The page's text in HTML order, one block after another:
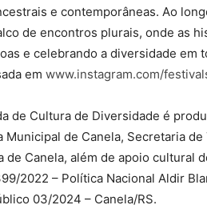
e contemporâneas. Ao
de encontros plurais, onde as
e celebrando a diversidade em
em www.instagram.com/
de Cultura de Diversidade é
de Canela, Secretaria
de Canela, além de apoio cultural
2022 – Política Nacional Aldir
03/2024 – Canela/RS.